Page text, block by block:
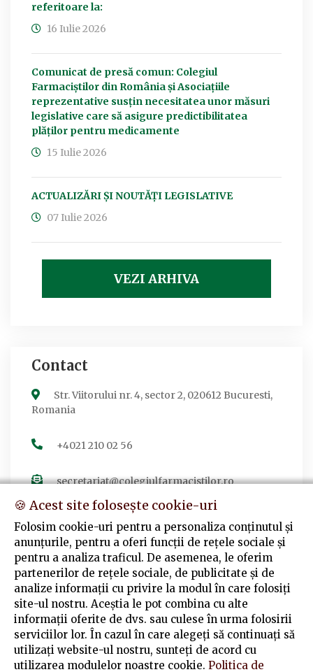
referitoare la:
16 Iulie 2026
Comunicat de presă comun: Colegiul
Farmaciștilor din România și Asociațiile
reprezentative susțin necesitatea unor măsuri
legislative care să asigure predictibilitatea
plăților pentru medicamente
15 Iulie 2026
ACTUALIZĂRI ȘI NOUTĂȚI LEGISLATIVE
07 Iulie 2026
VEZI ARHIVA
Contact
Str. Viitorului nr. 4, sector 2, 020612 Bucuresti,
Romania
+4021 210 02 56
secretariat@colegiulfarmacistilor.ro
Urmărește-ne
Facebook
Colegiul Farmaciștilor din România
🍪 Acest site folosește cookie-uri
Folosim cookie-uri pentru a personaliza conținutul și
anunțurile, pentru a oferi funcții de rețele sociale și
pentru a analiza traficul. De asemenea, le oferim
partenerilor de rețele sociale, de publicitate și de
analize informații cu privire la modul în care folosiți
site-ul nostru. Aceștia le pot combina cu alte
informații oferite de dvs. sau culese în urma folosirii
serviciilor lor. În cazul în care alegeți să continuați să
utilizați website-ul nostru, sunteți de acord cu
utilizarea modulelor noastre cookie. Politica de